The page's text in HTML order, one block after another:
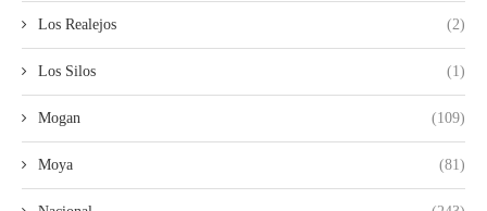
Los Realejos (2)
Los Silos (1)
Mogan (109)
Moya (81)